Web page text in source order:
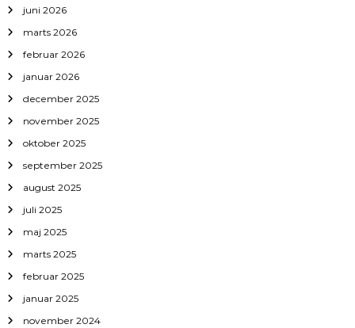
n
juni 2026
marts 2026
februar 2026
januar 2026
december 2025
november 2025
oktober 2025
september 2025
august 2025
juli 2025
maj 2025
marts 2025
februar 2025
januar 2025
november 2024